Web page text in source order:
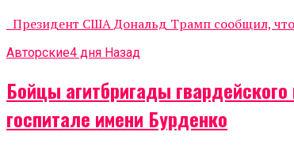
Президент США Дональд Трамп сообщил,
Авторские4 дня Назад
Бойцы агитбригады
госпитале имени Бурденко